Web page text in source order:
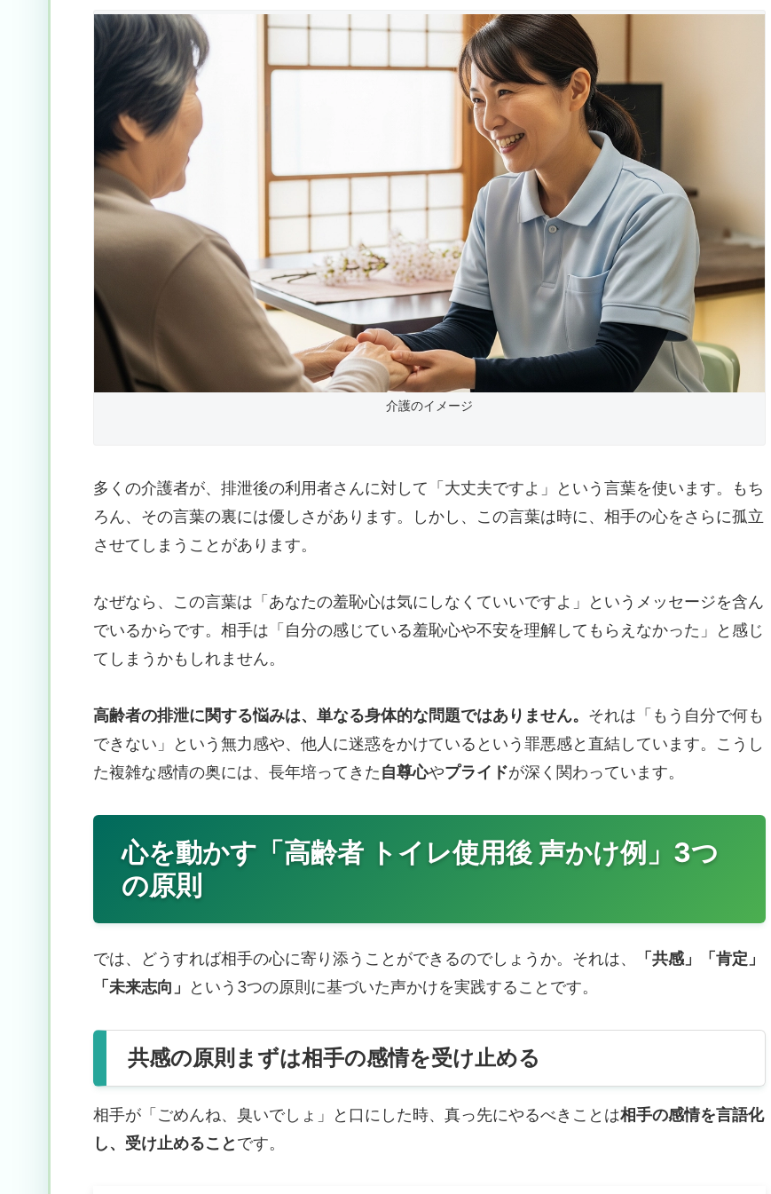
介護のイメージ
多くの介護者が、排泄後の利用者さんに対して「大丈夫ですよ」という言葉を使います。もち
ろん、その言葉の裏には優しさがあります。しかし、この言葉は時に、相手の心をさらに孤立
させてしまうことがあります。
なぜなら、この言葉は「あなたの羞恥心は気にしなくていいですよ」というメッセージを含ん
でいるからです。相手は「自分の感じている羞恥心や不安を理解してもらえなかった」と感じ
てしまうかもしれません。
高齢者の排泄に関する悩みは、単なる身体的な問題ではありません。 それは「もう自分で何も
できない」という無力感や、他人に迷惑をかけているという罪悪感と直結しています。こうし
た複雑な感情の奥には、長年培ってきた自尊心やプライドが深く関わっています。
心を動かす「高齢者 トイレ使用後 声かけ例」3つ
の原則
では、どうすれば相手の心に寄り添うことができるのでしょうか。それは、
「共感」「肯定」
「未来志向」
という3つの原則に基づいた声かけを実践することです。
共感の原則まずは相手の感情を受け止める
相手が「ごめんね、臭いでしょ」と口にした時、真っ先にやるべきことは相手の感情を言語化
し、受け止めることです。